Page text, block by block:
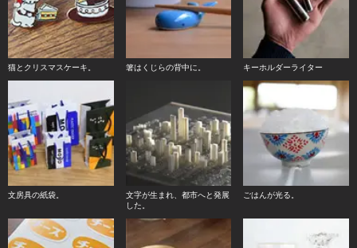
猫とクリスマスケーキ。 箸はくじらの背中に。 キーホルダーライター
文房具の紙袋。
文字が生まれ、都市へと発展
した。
ごはんが光る。